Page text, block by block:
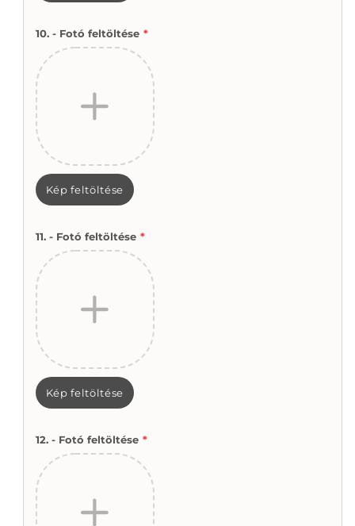
10. - Fotó feltöltése *
Kép feltöltése
11. - Fotó feltöltése *
Kép feltöltése
12. - Fotó feltöltése *